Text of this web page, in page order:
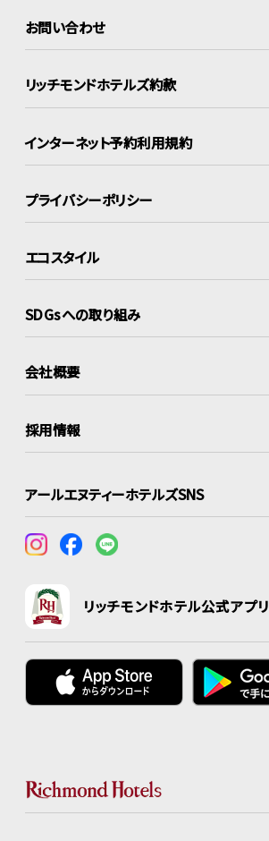
お問い合わせ
リッチモンドホテルズ約款
インターネット予約利用規約
プライバシーポリシー
エコスタイル
SDGsへの取り組み
会社概要
採用情報
アールエヌティーホテルズSNS
リッチモンドホテル公式アプリ